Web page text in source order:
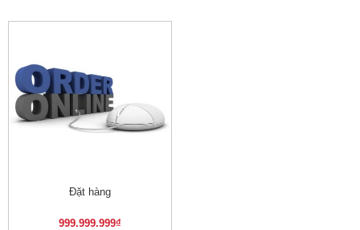
Đặt hàng
999.999.999₫